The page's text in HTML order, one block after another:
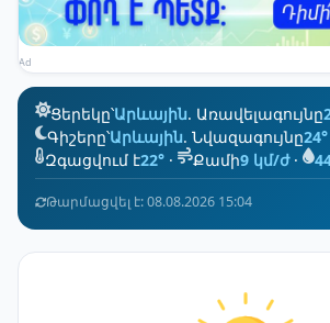
Ad
Ցերեկը՝Արևային. Առավելագույնը
Գիշերը՝Արևային. Նվազագույնը24°
Զգացվում է22° · Քամի9 կմ/ժ·
Թարմացվել է: 08.08.2026 15:04